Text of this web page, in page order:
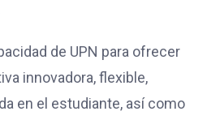
de UPN para ofrecer
innovadora, flexible,
en el estudiante, así como